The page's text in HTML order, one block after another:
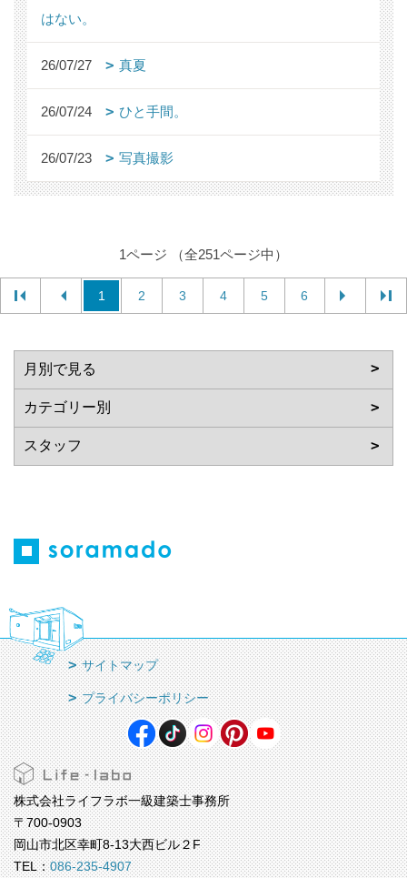
はない。
26/07/27 真夏
26/07/24 ひと手間。
26/07/23 写真撮影
1ページ （全251ページ中）
1 2 3 4 5 6
サイトマップ
プライバシーポリシー
株式会社ライフラボ一級建築士事務所
〒700-0903
岡山市北区幸町8-13大西ビル２F
TEL：086-235-4907